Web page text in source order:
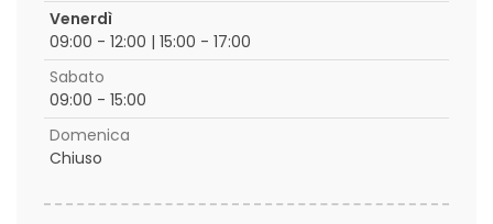
Venerdì
09:00 - 12:00 | 15:00 - 17:00
Sabato
09:00 - 15:00
Domenica
Chiuso